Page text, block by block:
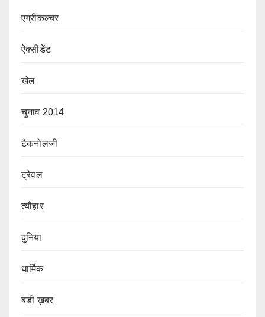
एग्रीकल्चर
ऐक्सीडेंट
खेल
चुनाव 2014
टैकनोलजी
ट्रेवल
त्यौहार
दुनिया
धार्मिक
बडी ख़बर